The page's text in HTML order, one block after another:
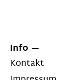
Info
Kontakt